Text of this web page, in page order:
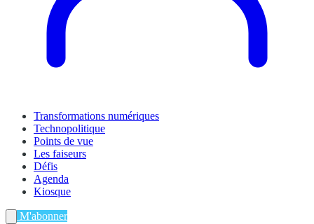
Transformations numériques
Technopolitique
Points de vue
Les faiseurs
Défis
Agenda
Kiosque
M'abonner